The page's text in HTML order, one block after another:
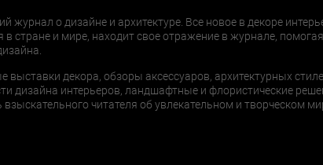
журнал о дизайне и архитектуре. Все новое в декоре
в стране и мире, находит свое отражение в журнале,
декора, обзоры аксессуаров, архитектурных
дизайна интерьеров, ландшафтные и флористические
читателя об увлекательном и творческом